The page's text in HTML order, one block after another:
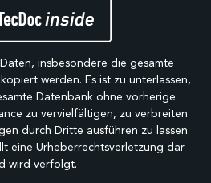
insbesondere die gesamte
werden. Es ist zu unterlassen,
Datenbank ohne vorherige
zu vervielfältigen, zu verbreiten
durch Dritte ausführen zu lassen.
eine Urheberrechtsverletzung dar
wird verfolgt.